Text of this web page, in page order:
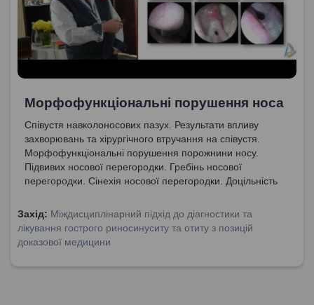
Морфофункціональні порушення носа
Співустя навколоносових пазух. Результати впливу
захворювань та хірургічного втручання на співустя.
Морфофункціональні порушення порожнини носу.
Підвивих носової перегородки. Гребінь носової
перегородки. Сінехія носової перегородки. Доцільність
дихання.
Захід: Міждисциплінарний підхід до діагностики та
лікування гострого риносинуситу та отиту з позицій
доказової медицини